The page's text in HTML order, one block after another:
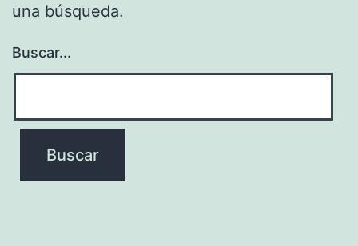
una búsqueda.
Buscar...